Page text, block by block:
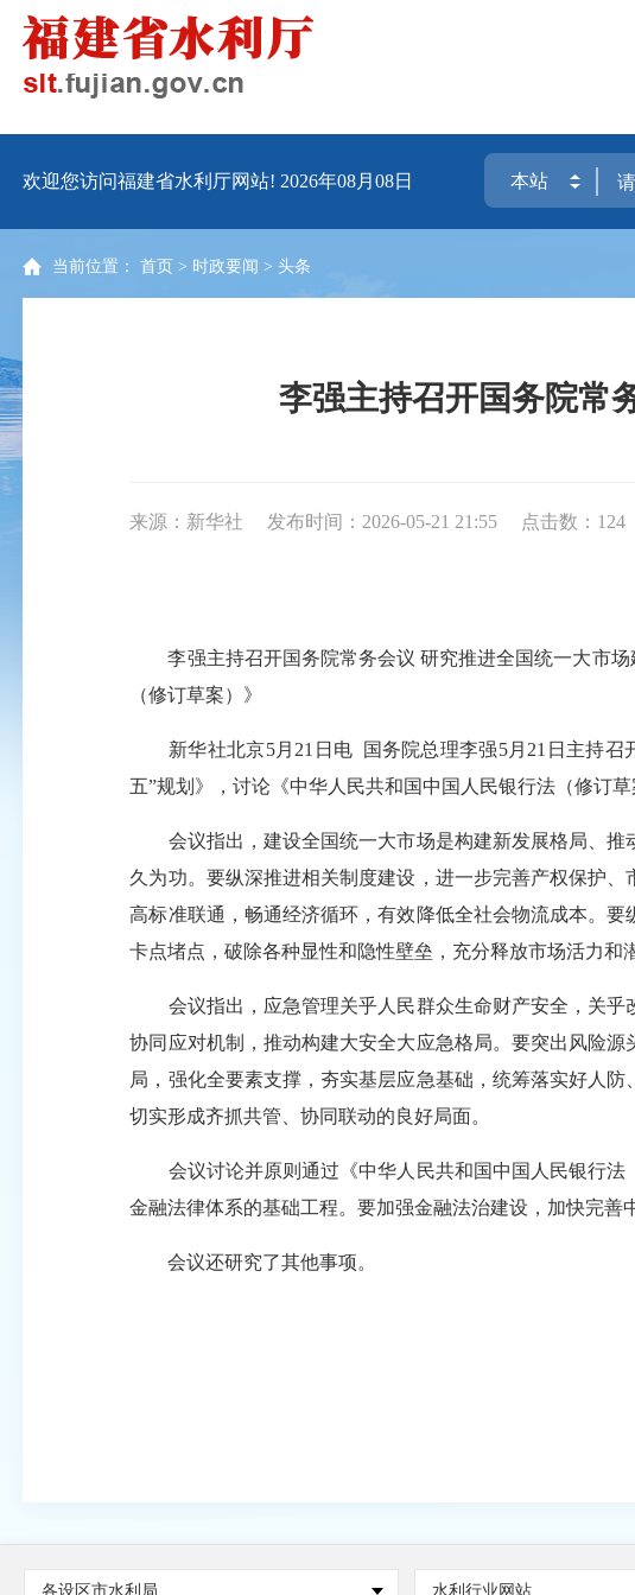
欢迎您访问福建省水利厅网站! 2026年08月08日
当前位置： 首页 > 时政要闻 >头条
李强主持召开国务院常
来源：新华社 发布时间：2026-05-21 21:55 点击数： 124
李强主持召开国务院常务会议 研究推进全国统一大市场
（修订草案）》
新华社北京5月21日电 国务院总理李强5月21日主持召
五”规划》，讨论《中华人民共和国中国人民银行法（修订草
会议指出，建设全国统一大市场是构建新发展格局、推
久为功。要纵深推进相关制度建设，进一步完善产权保护
高标准联通，畅通经济循环，有效降低全社会物流成本。
卡点堵点，破除各种显性和隐性壁垒，充分释放市场活力和
会议指出，应急管理关乎人民群众生命财产安全，关乎
协同应对机制，推动构建大安全大应急格局。要突出风险
局，强化全要素支撑，夯实基层应急基础，统筹落实好人
切实形成齐抓共管、协同联动的良好局面。
会议讨论并原则通过《中华人民共和国中国人民银行法
金融法律体系的基础工程。要加强金融法治建设，加快完善
会议还研究了其他事项。
各设区市水利局 水利行业网站